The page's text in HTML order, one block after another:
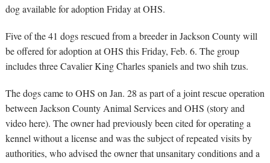
dog available for adoption Friday at OHS.
Five of the 41 dogs rescued from a breeder in Jackson County will
be offered for adoption at OHS this Friday, Feb. 6. The group
includes three Cavalier King Charles spaniels and two shih tzus.
The dogs came to OHS on Jan. 28 as part of a joint rescue operation
between Jackson County Animal Services and OHS (story and
video here). The owner had previously been cited for operating a
kennel without a license and was the subject of repeated visits by
authorities, who advised the owner that unsanitary conditions and a